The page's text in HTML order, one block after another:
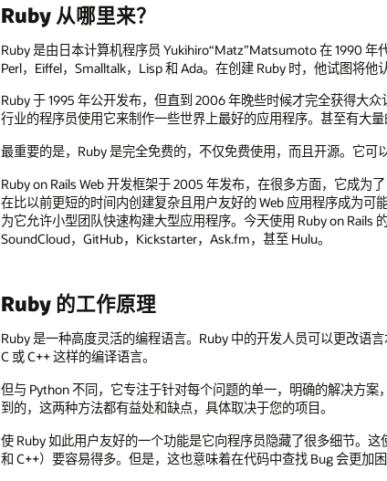
Ruby 从哪里来？
Ruby 是由日本计算机程序员 Yukihiro“Matz”Matsumoto 在 1990
Perl，Eiffel，Smalltalk，Lisp 和 Ada。在创建 Ruby 时，他试图将他
Ruby 于 1995 年公开发布，但直到 2006 年晚些时候才完全获得大
行业的程序员使用它来制作一些世界上最好的应用程序。甚至有大
最重要的是，Ruby 是完全免费的，不仅免费使用，而且开源。它可
Ruby on Rails Web 开发框架于 2005 年发布，在很多方面，它成为
在比以前更短的时间内创建复杂且用户友好的 Web 应用程序成为
为它允许小型团队快速构建大型应用程序。今天使用 Ruby on Rails
SoundCloud，GitHub，Kickstarter，Ask.fm，甚至 Hulu。
Ruby 的工作原理
Ruby 是一种高度灵活的编程语言。Ruby 中的开发人员可以更改语
C 或 C++ 这样的编译语言。
但与 Python 不同，它专注于针对每个问题的单一，明确的解决方
到的，这两种方法都有益处和缺点，具体取决于您的项目。
使 Ruby 如此用户友好的一个功能是它向程序员隐藏了很多细节。
和 C++）要容易得多。但是，这也意味着在代码中查找 Bug 会更加困